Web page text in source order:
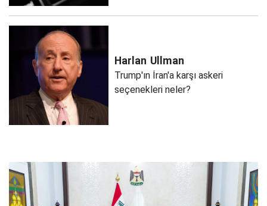
Harlan Ullman
Trump'ın İran'a karşı askeri
seçenekleri neler?